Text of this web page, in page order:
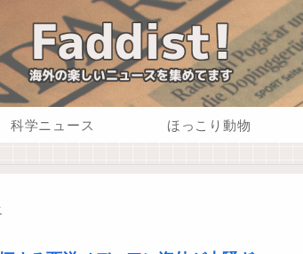
科学ニュース ほっこり動物